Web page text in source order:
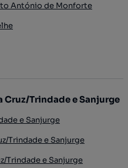
António de Monforte
Cruz/Trindade e Sanjurge
e Sanjurge
Trindade e Sanjurge
Trindade e Sanjurge